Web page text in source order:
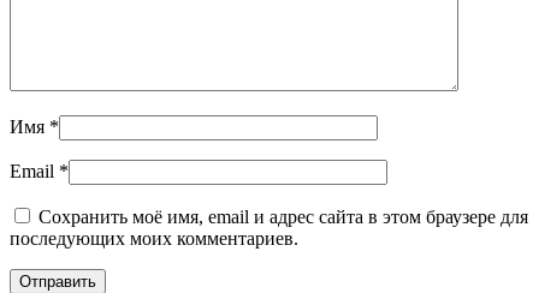
Имя *
Email *
Сохранить моё имя, email и адрес сайта в этом браузере для
последующих моих комментариев.